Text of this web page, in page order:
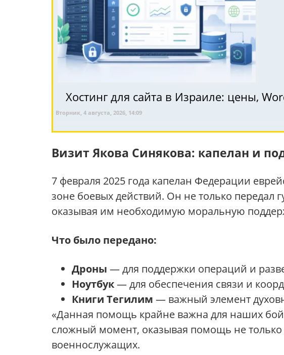
Хостинг для сайта в Израиле: цены,
Вторник, 4 августа, 2026, 14:09
Визит Якова Синякова: капелан и
7 февраля 2025 года капелан Федерации
зоне боевых действий. Он не только
оказывая им необходимую моральную
Что было передано:
Дроны — для поддержки операций и
Ноутбук— для обеспечения связи и
Книги Тегилим — важный элемент
«Данная помощь крайне важна для наших
сложный момент, оказывая помощь не
военнослужащих.